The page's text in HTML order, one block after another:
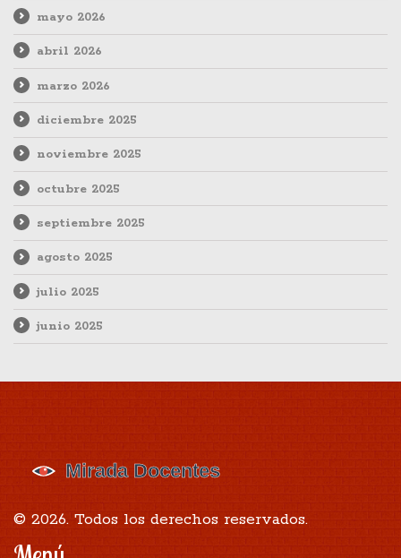
mayo 2026
abril 2026
marzo 2026
diciembre 2025
noviembre 2025
octubre 2025
septiembre 2025
agosto 2025
julio 2025
junio 2025
© 2026. Todos los derechos reservados.